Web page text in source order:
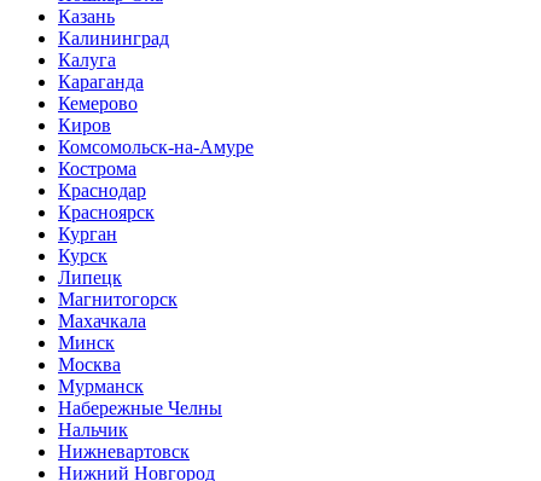
Казань
Калининград
Калуга
Караганда
Кемерово
Киров
Комсомольск-на-Амуре
Кострома
Краснодар
Красноярск
Курган
Курск
Липецк
Магнитогорск
Махачкала
Минск
Москва
Мурманск
Набережные Челны
Нальчик
Нижневартовск
Нижний Новгород